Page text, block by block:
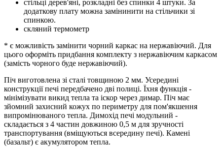
стільці дерев'яні, розкладні без спинки 4 штуки. За
додаткову плату можна замінинити на стільчики зі
спинкою.
скляний термометр
* є можливість замінити чорний каркас на нержавіючий. Для
цього оформіть придбання комплекту з нержавіючим каркасом
(замість чорного буде нержавіючий).
Піч виготовлена ​​зі сталі товщиною 2 мм. Усередині
конструкції печі передбачено дві полиці. Їхня функція -
мінімізувати викид тепла та іскор через димар. Піч має
зйомний захисний кожух по периметру для пом'якшення
випромінюваного тепла. Димохід печі модульний -
складається з 4 частин довжиною 0,5 м для зручності
транспортування (вміщуються всередину печі). Камені
(базальт) є акумулятором тепла.